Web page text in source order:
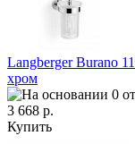
Langberger Burano
хром
3 668 р.
Купить